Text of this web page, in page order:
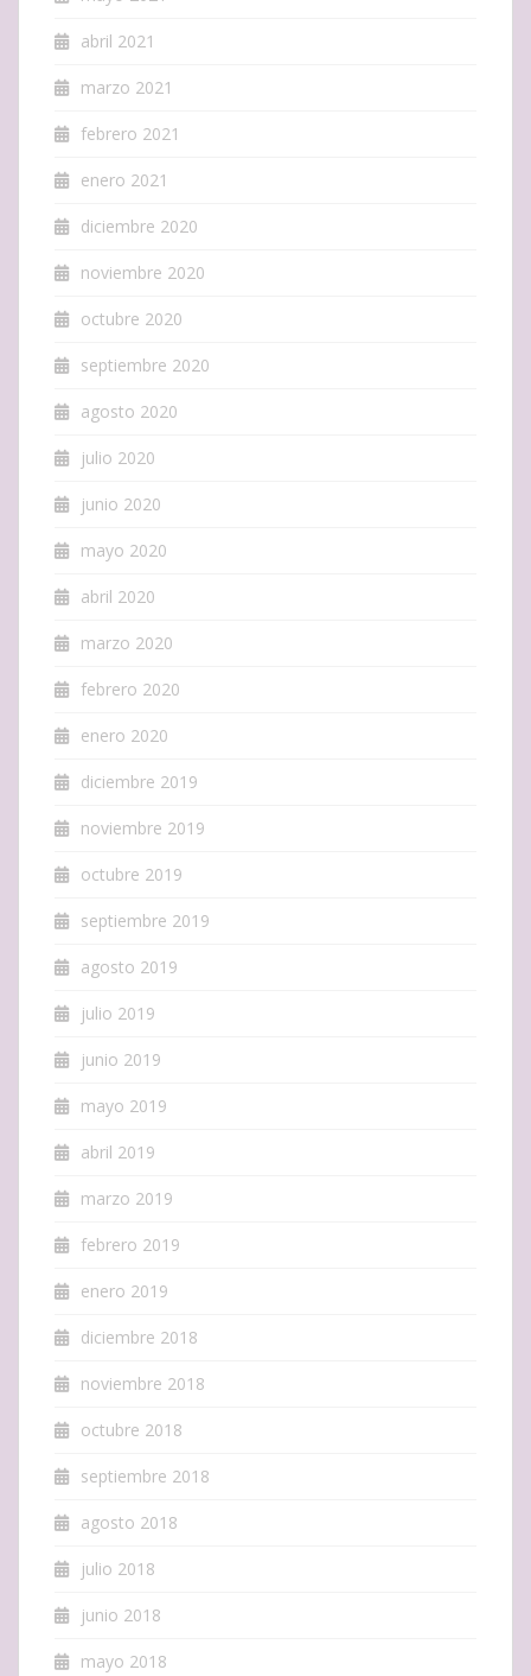
abril 2021
marzo 2021
febrero 2021
enero 2021
diciembre 2020
noviembre 2020
octubre 2020
septiembre 2020
agosto 2020
julio 2020
junio 2020
mayo 2020
abril 2020
marzo 2020
febrero 2020
enero 2020
diciembre 2019
noviembre 2019
octubre 2019
septiembre 2019
agosto 2019
julio 2019
junio 2019
mayo 2019
abril 2019
marzo 2019
febrero 2019
enero 2019
diciembre 2018
noviembre 2018
octubre 2018
septiembre 2018
agosto 2018
julio 2018
junio 2018
mayo 2018